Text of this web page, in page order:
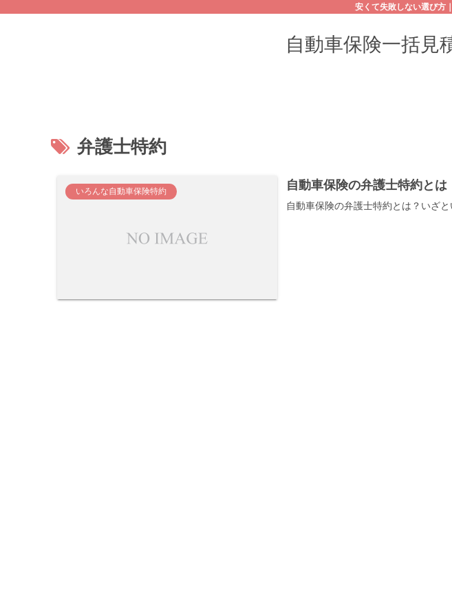
安くて失敗しない選び方
自動車保険一括見
弁護士特約
いろんな自動車保険特約 自動車保険の弁護士特約とは
自動車保険の弁護士特約とは？いざと